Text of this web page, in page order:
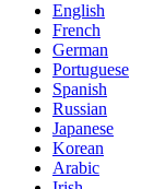
English
French
German
Portuguese
Spanish
Russian
Japanese
Korean
Arabic